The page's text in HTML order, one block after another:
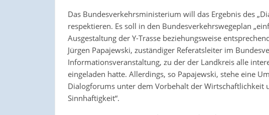
Das Bundesverkehrsministerium will das Ergebnis des
respektieren. Es soll in den Bundesverkehrswegeplan
Ausgestaltung der Y-Trasse beziehungsweise
Jürgen Papajewski, zuständiger Referatsleiter im
Informationsveranstaltung, zu der der Landkreis alle
eingeladen hatte. Allerdings, so Papajewski, stehe eine
Dialogforums unter dem Vorbehalt der Wirtschaftlichkeit
Sinnhaftigkeit“.